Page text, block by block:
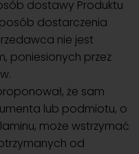
dostawy Produktu
dostarczenia
nie jest
poniesionych przez
że sam
lub podmiotu, o
może wstrzymać
od